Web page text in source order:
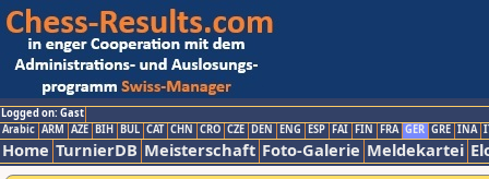
Logged on: Gast
Arabic ARM AZE BIH BUL CAT CHN CRO CZE DEN ENG ESP FAI FIN FRA GER GRE INA
Home TurnierDB Meisterschaft Foto-Galerie Meldekartei